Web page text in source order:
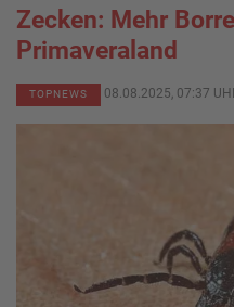
Zecken: Mehr
Primaveraland
TOPNEWS 08.08.2025, 07:37